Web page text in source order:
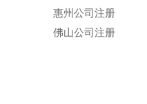
惠州公司注册
佛山公司注册